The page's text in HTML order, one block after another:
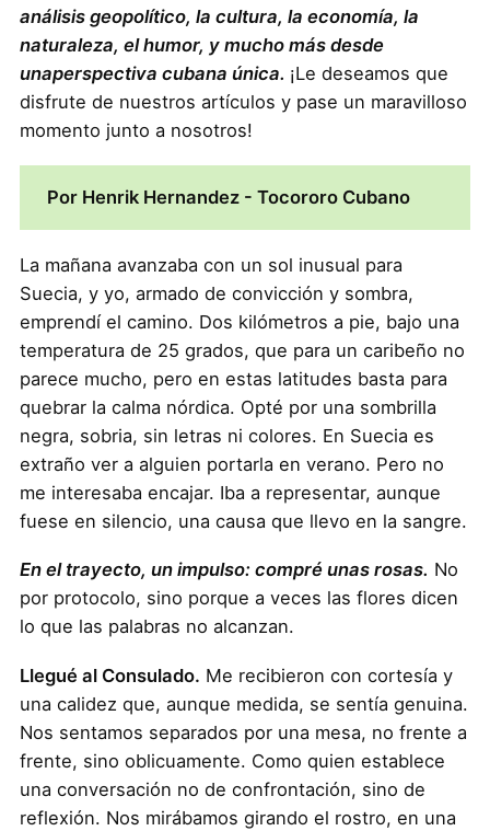
análisis geopolítico, la cultura, la economía, la
naturaleza, el humor, y mucho más desde
unaperspectiva cubana única. ¡Le deseamos que
disfrute de nuestros artículos y pase un maravilloso
momento junto a nosotros!
Por Henrik Hernandez - Tocororo Cubano
La mañana avanzaba con un sol inusual para
Suecia, y yo, armado de convicción y sombra,
emprendí el camino. Dos kilómetros a pie, bajo una
temperatura de 25 grados, que para un caribeño no
parece mucho, pero en estas latitudes basta para
quebrar la calma nórdica. Opté por una sombrilla
negra, sobria, sin letras ni colores. En Suecia es
extraño ver a alguien portarla en verano. Pero no
me interesaba encajar. Iba a representar, aunque
fuese en silencio, una causa que llevo en la sangre.
En el trayecto, un impulso: compré unas rosas. No
por protocolo, sino porque a veces las flores dicen
lo que las palabras no alcanzan.
Llegué al Consulado. Me recibieron con cortesía y
una calidez que, aunque medida, se sentía genuina.
Nos sentamos separados por una mesa, no frente a
frente, sino oblicuamente. Como quien establece
una conversación no de confrontación, sino de
reflexión. Nos mirábamos girando el rostro, en una